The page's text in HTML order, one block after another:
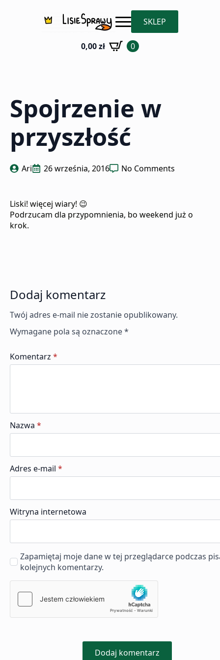
SKLEP
0,00zł 0
Spojrzenie w
przyszłość
Ari 26 września, 2016 No Comments
Liski! więcej wiary! 😉
Podrzucam dla przypomnienia, bo weekend już o
krok.
Dodaj komentarz
Twój adres e-mail nie zostanie opublikowany.
Wymagane pola są oznaczone*
Komentarz *
Nazwa *
Adres e-mail *
Witryna internetowa
Zapamiętaj moje dane w tej przeglądarce podczas
kolejnych komentarzy.